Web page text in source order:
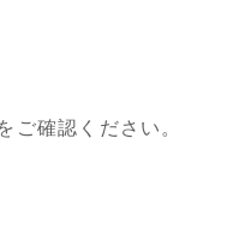
確認ください。